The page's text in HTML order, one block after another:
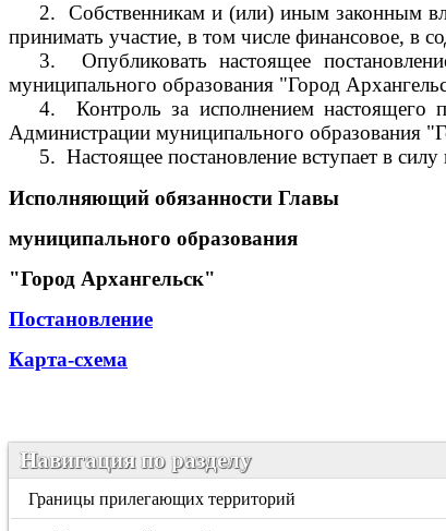
2.
Собственникам и (или) иным законным
принимать участие, в том числе финансовое, в
3.
Опубликовать настоящее
муниципального образования "Город
4.
Контроль за исполнением настоящего
Администрации муниципального образования
5. Настоящее постановление вступает в
Исполняющий обязанности Главы
муниципального образования
"Город Архангельск"
Постановление
Карта-схема
Навигация по разделу
Границы прилегающих территорий